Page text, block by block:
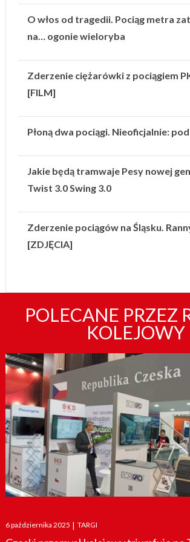
O włos od tragedii. Pociąg metra
na… ogonie wieloryba
Zderzenie ciężarówki z pociągiem
[FILM]
Płoną dwa pociągi. Nieoficjalnie:
Jakie będą tramwaje Pesy nowej
Twist 3.0 Swing 3.0
Zderzenie pociągów na Śląsku.
[ZDJĘCIA]
POLECANE PRZEZ
KOLEJOWY
Posted
on
6 października 2025 | TARGI